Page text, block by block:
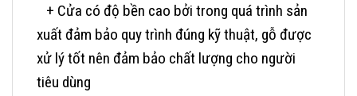
+ Cửa có độ bền cao bởi trong quá trình sản
xuất đảm bảo quy trình đúng kỹ thuật, gỗ được
xử lý tốt nên đảm bảo chất lượng cho người
tiêu dùng